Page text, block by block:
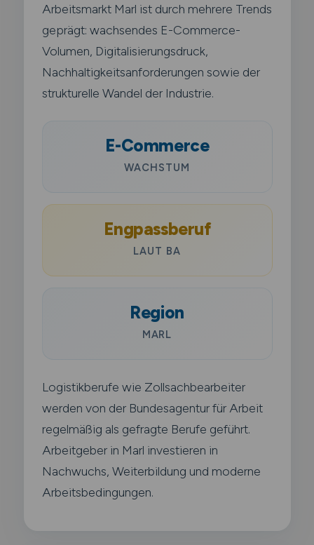
Arbeitsmarkt Marl ist durch mehrere Trends
geprägt: wachsendes E-Commerce-
Volumen, Digitalisierungsdruck,
Nachhaltigkeitsanforderungen sowie der
strukturelle Wandel der Industrie.
E-Commerce
WACHSTUM
Engpassberuf
LAUT BA
Region
MARL
Logistikberufe wie Zollsachbearbeiter
werden von der Bundesagentur für Arbeit
regelmäßig als gefragte Berufe geführt.
Arbeitgeber in Marl investieren in
Nachwuchs, Weiterbildung und moderne
Arbeitsbedingungen.